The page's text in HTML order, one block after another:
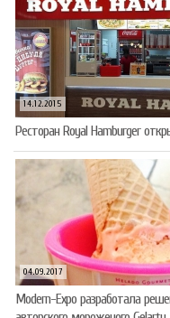
14.12.2015
Ресторан Royal Hamburger
04.09.2017
Modern-Expo разработала